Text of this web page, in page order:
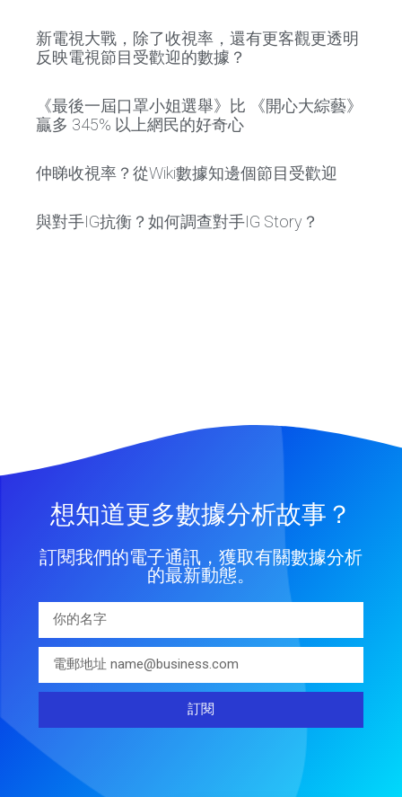
新電視大戰，除了收視率，還有更客觀更透明
反映電視節目受歡迎的數據？
《最後一屆口罩小姐選舉》比 《開心大綜藝》
贏多 345% 以上網民的好奇心
仲睇收視率？從Wiki數據知邊個節目受歡迎
與對手IG抗衡？如何調查對手IG Story？
想知道更多數據分析故事？
訂閱我們的電子通訊，獲取有關數據分析
的最新動態。
訂閱